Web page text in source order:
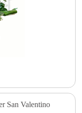
San Valentino